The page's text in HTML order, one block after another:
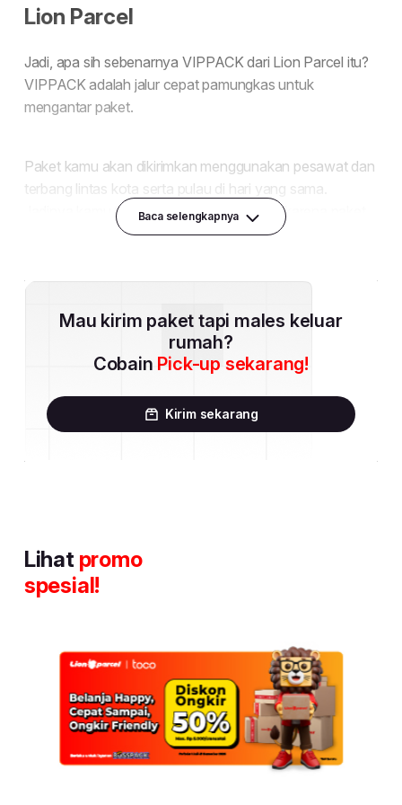
Baca selengkapnya
Mau kirim paket tapi males keluar
rumah?
Cobain Pick-up sekarang!
Kirim sekarang
Lihat promo
spesial!